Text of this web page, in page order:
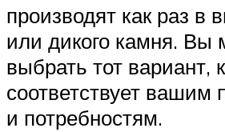
производят как раз в
или дикого камня. Вы
выбрать тот вариант,
соответствует вашим
и потребностям.